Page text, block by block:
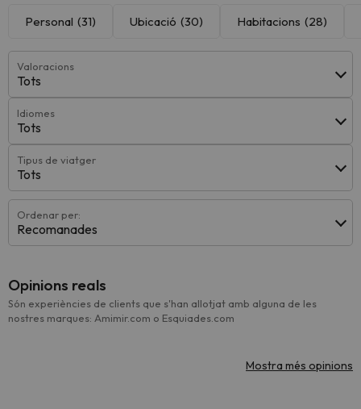
Personal (31) Ubicació (30) Habitacions (28)
Valoracions
Tots
Idiomes
Tots
Tipus de viatger
Tots
Ordenar per:
Recomanades
Opinions reals
Són experiències de clients que s'han allotjat amb alguna de les
nostres marques: Amimir.com o Esquiades.com
Mostra més opinions